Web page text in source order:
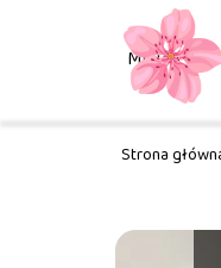
MODA
Strona